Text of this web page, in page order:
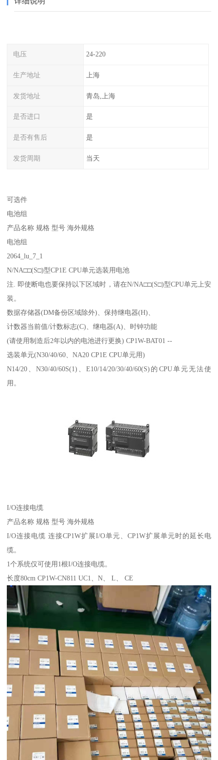
电压 24-220
生产地址 上海
发货地址 青岛,上海
是否进口 是
是否有售后 是
发货周期 当天
可选件
电池组
产品名称 规格 型号 海外规格
电池组
2064_lu_7_1
N/NA□□(S□)型CP1E CPU单元选装用电池
注. 即使断电也要保持以下区域时，请在N/NA□□(S□)型CPU单元上安
装。
数据存储器(DM备份区域除外)、保持继电器(H)、
计数器当前值/计数标志(C)、继电器(A)、时钟功能
(请使用制造后2年以内的电池进行更换) CP1W-BAT01 --
选装单元(N30/40/60、NA20 CP1E CPU单元用)
N14/20、N30/40/60S(1)、E10/14/20/30/40/60(S)的CPU单元无法使
用。
I/O连接电缆
产品名称 规格 型号 海外规格
I/O连接电缆 连接CP1W扩展I/O单元、CP1W扩展单元时的延长电
缆。
1个系统仅可使用1根I/O连接电缆。
长度80cm CP1W-CN811 UC1、N、 L、 CE